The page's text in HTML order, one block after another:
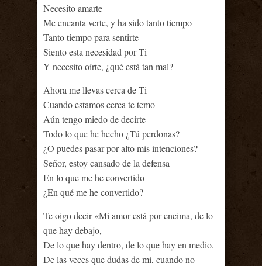
Necesito amarte
Me encanta verte, y ha sido tanto tiempo
Tanto tiempo para sentirte
Siento esta necesidad por Ti
Y necesito oírte, ¿qué está tan mal?
Ahora me llevas cerca de Ti
Cuando estamos cerca te temo
Aún tengo miedo de decirte
Todo lo que he hecho ¿Tú perdonas?
¿O puedes pasar por alto mis intenciones?
Señor, estoy cansado de la defensa
En lo que me he convertido
¿En qué me he convertido?
Te oigo decir «Mi amor está por encima, de lo
que hay debajo,
De lo que hay dentro, de lo que hay en medio.
De las veces que dudas de mí, cuando no